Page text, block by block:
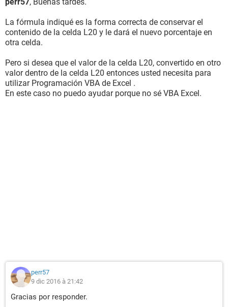
La fórmula indiqué es la forma correcta de conservar el
contenido de la celda L20 y le dará el nuevo porcentaje en
otra celda.
Pero si desea que el valor de la celda L20, convertido en otro
valor dentro de la celda L20 entonces usted necesita para
utilizar Programación VBA de Excel .
En este caso no puedo ayudar porque no sé VBA Excel.
perr57
9 dic 2016 à 21:42
Gracias por responder.